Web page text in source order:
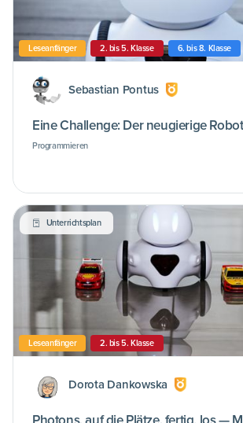
Leseanfänger 2. bis 5. Klasse 6. bis 8. Klasse
Sebastian Pontus
Eine Challenge: Der neugierige
Programmieren
Unterrichtsplan
Leseanfänger 2. bis 5. Klasse
Dorota Dankowska